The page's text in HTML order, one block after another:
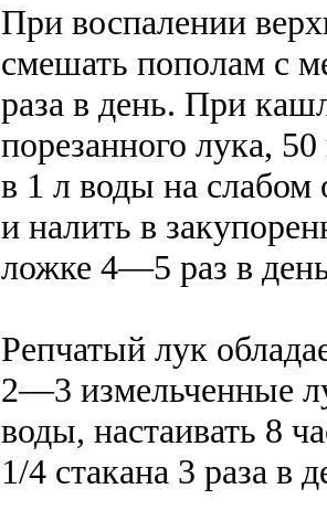
При воспалении
смешать пополам с
раза в день. При
порезанного лука,
в 1 л воды на слабом
и налить в
ложке 4—5 раз в
Репчатый лук
2—3 измельченные
воды, настаивать 8
1/4 стакана 3 раза в